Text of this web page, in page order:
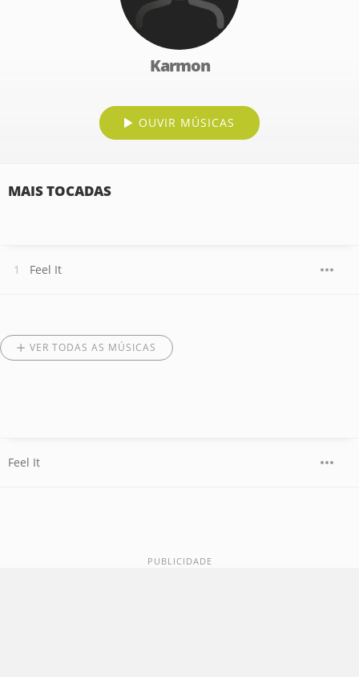
Karmon
OUVIR MÚSICAS
MAIS TOCADAS
Feel It
VER TODAS AS MÚSICAS
Feel It